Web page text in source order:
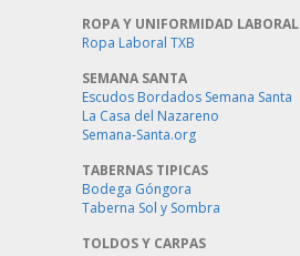
ROPA Y UNIFORMIDAD LABORAL
Ropa Laboral TXB
SEMANA SANTA
Escudos Bordados Semana Santa
La Casa del Nazareno
Semana-Santa.org
TABERNAS TIPICAS
Bodega Góngora
Taberna Sol y Sombra
TOLDOS Y CARPAS